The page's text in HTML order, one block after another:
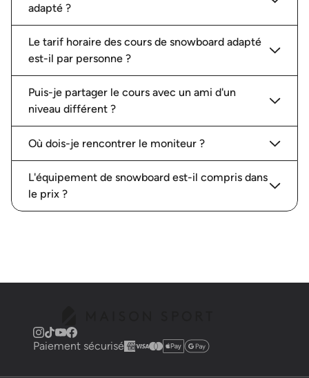
adapté ?
Le tarif horaire des cours de snowboard adapté
est-il par personne ?
Puis-je partager le cours avec un ami d'un
niveau différent ?
Où dois-je rencontrer le moniteur ?
L'équipement de snowboard est-il compris dans
le prix ?
Paiement sécurisé